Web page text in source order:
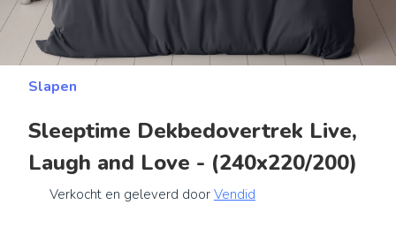
Slapen
Sleeptime Dekbedovertrek Live,
Laugh and Love - (240x220/200)
Verkocht en geleverd door Vendid